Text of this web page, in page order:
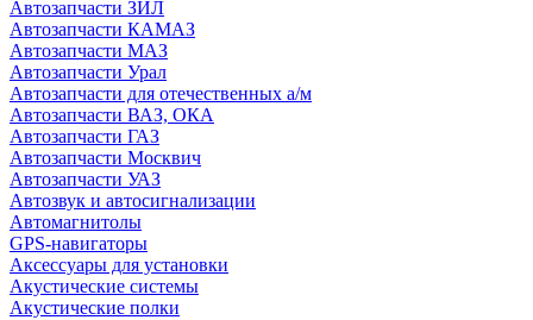
Автозапчасти ЗИЛ
Автозапчасти КАМАЗ
Автозапчасти МАЗ
Автозапчасти Урал
Автозапчасти для отечественных а/м
Автозапчасти ВАЗ, ОКА
Автозапчасти ГАЗ
Автозапчасти Москвич
Автозапчасти УАЗ
Автозвук и автосигнализации
Автомагнитолы
GPS-навигаторы
Аксессуары для установки
Акустические системы
Акустические полки